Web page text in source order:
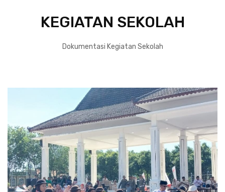
KEGIATAN SEKOLAH
Dokumentasi Kegiatan Sekolah